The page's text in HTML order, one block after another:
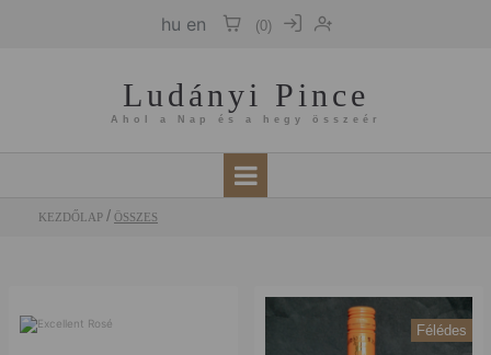
hu en (0)
Ludányi Pince
Ahol a Nap és a hegy összeér
KEZDŐLAP ÖSSZES
Félédes